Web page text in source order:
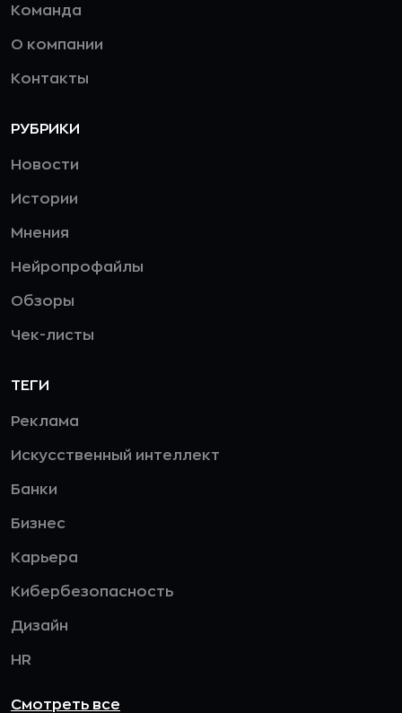
Команда
О компании
Контакты
РУБРИКИ
Новости
Истории
Мнения
Нейропрофайлы
Обзоры
Чек-листы
ТЕГИ
Реклама
Искусственный интеллект
Банки
Бизнес
Карьера
Кибербезопасность
Дизайн
HR
Смотреть все